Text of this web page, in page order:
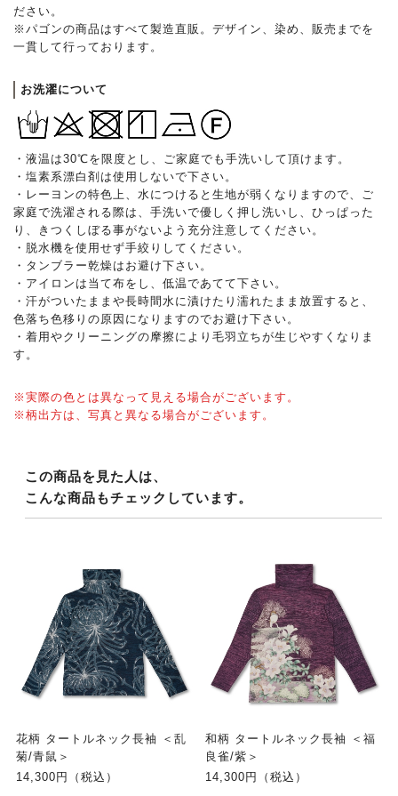
ださい。
※パゴンの商品はすべて製造直販。デザイン、染め、販売までを
一貫して行っております。
お洗濯について
・液温は30℃を限度とし、ご家庭でも手洗いして頂けます。
・塩素系漂白剤は使用しないで下さい。
・レーヨンの特色上、水につけると生地が弱くなりますので、ご
家庭で洗濯される際は、手洗いで優しく押し洗いし、ひっぱった
り、きつくしぼる事がないよう充分注意してください。
・脱水機を使用せず手絞りしてください。
・タンブラー乾燥はお避け下さい。
・アイロンは当て布をし、低温であてて下さい。
・汗がついたままや長時間水に漬けたり濡れたまま放置すると、
色落ち色移りの原因になりますのでお避け下さい。
・着用やクリーニングの摩擦により毛羽立ちが生じやすくなりま
す。
※実際の色とは異なって見える場合がございます。
※柄出方は、写真と異なる場合がございます。
この商品を見た人は、
こんな商品もチェックしています。
花柄 タートルネック長袖 ＜乱
菊/青鼠＞
14,300円（税込）
和柄 タートルネック長袖 ＜福
良雀/紫＞
14,300円（税込）